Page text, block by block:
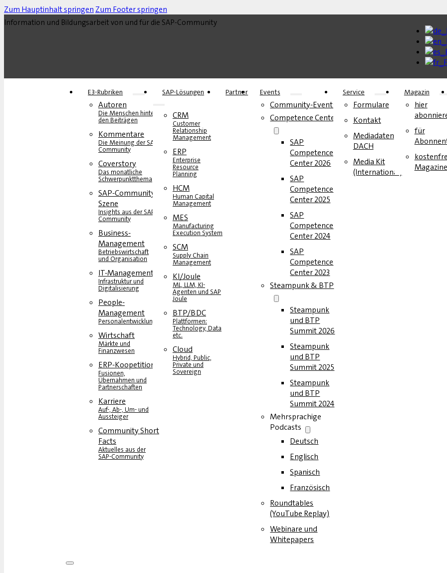
Zum Hauptinhalt springen Zum Footer springen
Information und Bildungsarbeit von und für die SAP-Community
E3-Rubriken
Autoren
Die Menschen hinter
den Beiträgen
Kommentare
Die Meinung der SAP-
Community
Coverstory
Das monatliche
Schwerpunktthema
SAP-Community-
Szene
Insights aus der SAP-
Community
Business-
Management
Betriebswirtschaft
und Organisation
IT-Management
Infrastruktur und
Digitalisierung
People-
Management
Personalentwicklung
Wirtschaft
Märkte und
Finanzwesen
ERP-Koopetition
Fusionen,
Übernahmen und
Partnerschaften
Karriere
Auf-, Ab-, Um- und
Aussteiger
Community Short
Facts
Aktuelles aus der
SAP-Community
SAP-Lösungen
CRM
Customer
Relationship
Management
ERP
Enterprise
Resource
Planning
HCM
Human Capital
Management
MES
Manufacturing
Execution System
SCM
Supply Chain
Management
KI/Joule
ML, LLM, KI-
Agenten und SAP
Joule
BTP/BDC
Plattformen:
Technology, Data
etc.
Cloud
Hybrid, Public,
Private und
Sovereign
Partner Events
Community-Events
Competence Center
SAP
Competence
Center 2026
SAP
Competence
Center 2025
SAP
Competence
Center 2024
SAP
Competence
Center 2023
Steampunk & BTP
Steampunk
und BTP
Summit 2026
Steampunk
und BTP
Summit 2025
Steampunk
und BTP
Summit 2024
Mehrsprachige
Podcasts
Deutsch
Englisch
Spanisch
Französisch
Roundtables
(YouTube Replay)
Webinare und
Whitepapers
Service
Formulare
Kontakt
Mediadaten
DACH
Media Kit
(International)
Magazin
hier
für
Magazine